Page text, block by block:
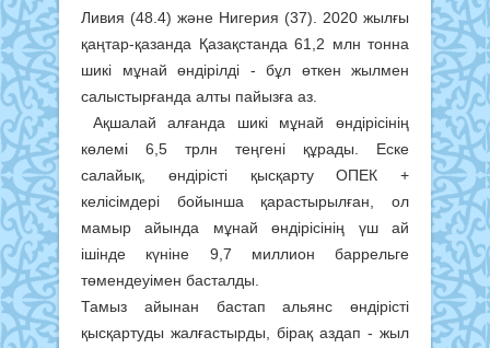
Ливия (48.4) және Нигерия (37). 2020 жылғы
қаңтар-қазанда Қазақстанда 61,2 млн тонна
шикі мұнай өндірілді - бұл өткен жылмен
салыстырғанда алты пайызға аз.
Ақшалай алғанда шикі мұнай өндірісінің
көлемі 6,5 трлн теңгені құрады. Еске
салайық, өндірісті қысқарту ОПЕК +
келісімдері бойынша қарастырылған, ол
мамыр айында мұнай өндірісінің үш ай
ішінде күніне 9,7 миллион баррельге
төмендеуімен басталды.
Тамыз айынан бастап альянс өндірісті
қысқартуды жалғастырды, бірақ аздап - жыл